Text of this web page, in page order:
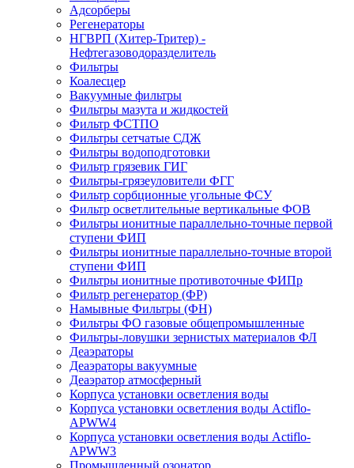
Адсорберы
Регенераторы
НГВРП (Хитер-Тритер) -
Нефтегазоводоразделитель
Фильтры
Коалесцер
Вакуумные фильтры
Фильтры мазута и жидкостей
Фильтр ФСТПО
Фильтры сетчатые СДЖ
Фильтры водоподготовки
Фильтр грязевик ГИГ
Фильтры-грязеуловители ФГГ
Фильтр сорбционные угольные ФСУ
Фильтр осветлительные вертикальные ФОВ
Фильтры ионитные параллельно-точные первой
ступени ФИП
Фильтры ионитные параллельно-точные второй
ступени ФИП
Фильтры ионитные противоточные ФИПр
Фильтр регенератор (ФР)
Намывные Фильтры (ФН)
Фильтры ФО газовые общепромышленные
Фильтры-ловушки зернистых материалов ФЛ
Деаэраторы
Деаэраторы вакуумные
Деаэратор атмосферный
Корпуса установки осветления воды
Корпуса установки осветления воды Actiflo-
APWW4
Корпуса установки осветления воды Actiflo-
APWW3
Промышленный озонатор